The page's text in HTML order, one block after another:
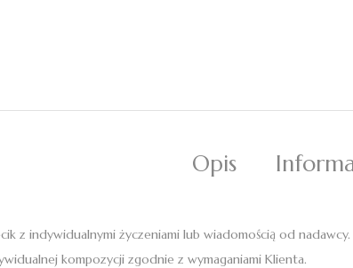
Opis
z indywidualnymi życzeniami lub wiadomością od
kompozycji zgodnie z wymaganiami Klienta.